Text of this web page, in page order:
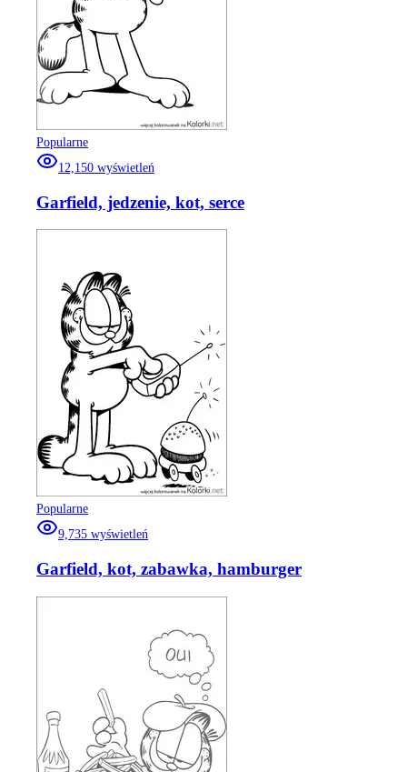
Popularne
12,150 wyświetleń
Garfield, jedzenie, kot, serce
Popularne
9,735 wyświetleń
Garfield, kot, zabawka, hamburger